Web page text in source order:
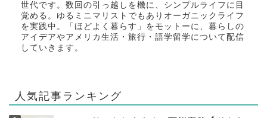
世代です。数回の引っ越しを機に、シンプルライフに目
覚める。ゆるミニマリストでもありオーガニックライフ
を実践中。「ほどよく暮らす」をモットーに、暮らしの
アイデアやアメリカ生活・旅行・語学留学について配信
していきます。
人気記事ランキング